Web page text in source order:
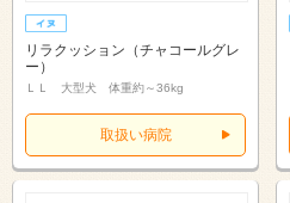
リラクッション（チャコールグレ
ー）
ＬＬ 大型犬 体重約～36kg
取扱い病院